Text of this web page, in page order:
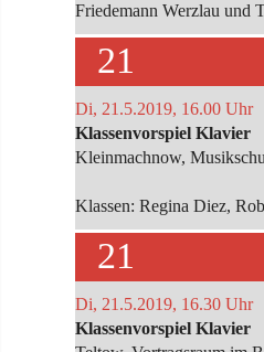
Friedemann Werzlau und
21
Di, 21.5.2019, 16.00 Uhr
Klassenvorspiel Klavier
Kleinmachnow,
Klassen: Regina Diez,
21
Di, 21.5.2019, 16.30 Uhr
Klassenvorspiel Klavier